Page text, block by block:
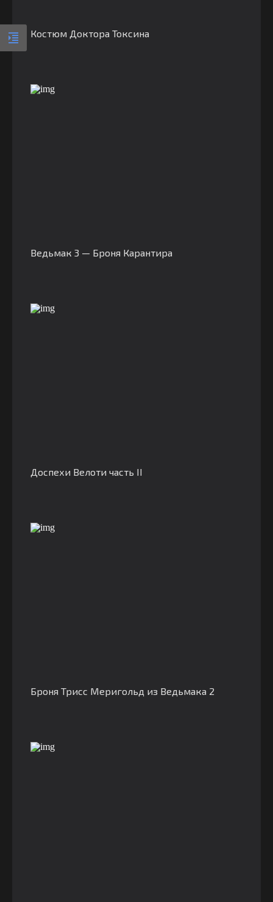
Костюм Доктора Токсина
Ведьмак 3 — Броня Карантира
Доспехи Велоти часть II
Броня Трисс Меригольд из Ведьмака 2